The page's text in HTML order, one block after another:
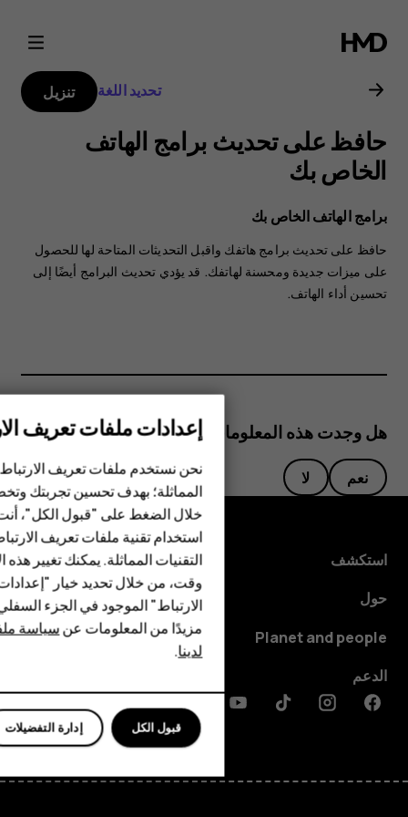
دليل
مستخدم
Nokia
6.1
Plus
الهواتف الذكية
الهواتف المميزة
HMD Terra M
HMD DUB
HMD Watch
للأعمال
تحديد اللغة تنزيل
حافظ على تحديث برامج الهاتف
الخاص بك
برامج الهاتف الخاص بك
حافظ على تحديث برامج هاتفك واقبل التحديثات المتاحة لها للحصول
على ميزات جديدة ومحسنة لهاتفك. قد يؤدي تحديث البرامج أيضًا إلى
تحسين أداء الهاتف.
هل وجدت هذه المعلومات مفيدة؟
نعم لا
استكشف
حول
Planet and people
الدعم
Facebook
Instagram
Tiktok
Youtube
Linkedin
Discord
إعدادات ملفات تعريف
نحن نستخدم ملفات تعريف
المماثلة؛ بهدف تحسين تجربتك
خلال الضغط على "قبول الكل"،
استخدام تقنية ملفات تعريف
التقنيات المماثلة. يمكنك تغيير
وقت، من خلال تحديد خيار
الارتباط" الموجود في الجزء
مزيدًا من المعلومات عنسياسة
لدينا.
إدارة التفضيلات قبول الكل